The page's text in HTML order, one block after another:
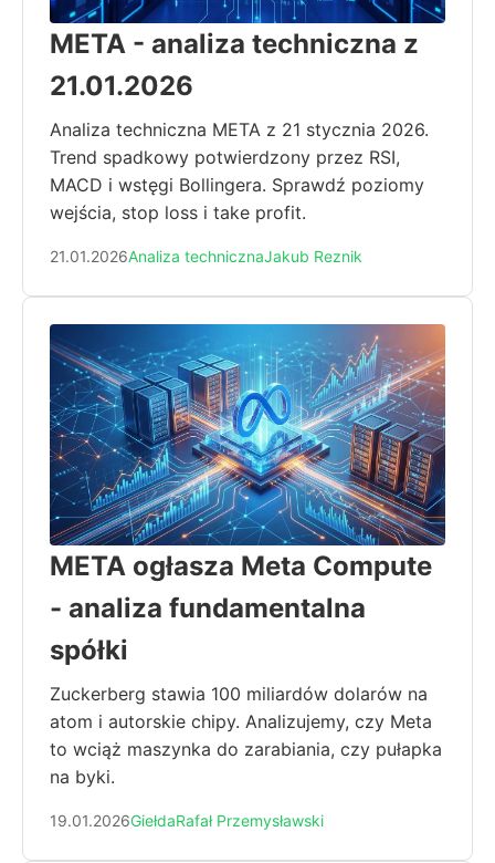
META - analiza techniczna z
21.01.2026
Analiza techniczna META z 21 stycznia 2026.
Trend spadkowy potwierdzony przez RSI,
MACD i wstęgi Bollingera. Sprawdź poziomy
wejścia, stop loss i take profit.
21.01.2026Analiza technicznaJakub Reznik
META ogłasza Meta Compute
- analiza fundamentalna
spółki
Zuckerberg stawia 100 miliardów dolarów na
atom i autorskie chipy. Analizujemy, czy Meta
to wciąż maszynka do zarabiania, czy pułapka
na byki.
19.01.2026GiełdaRafał Przemysławski